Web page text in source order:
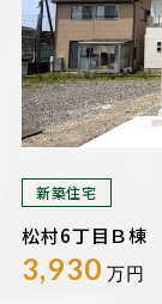
新築住宅
松村6丁目Ｂ棟
3,930 万円